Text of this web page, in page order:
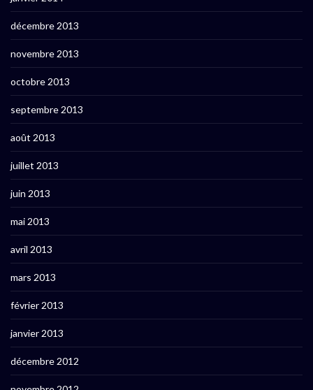
décembre 2013
novembre 2013
octobre 2013
septembre 2013
août 2013
juillet 2013
juin 2013
mai 2013
avril 2013
mars 2013
février 2013
janvier 2013
décembre 2012